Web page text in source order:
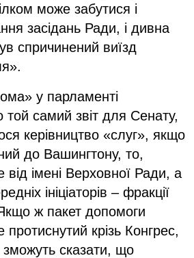
може забутися і
засідань Ради, і дивна
спричинений виїзд
у парламенті
самий звіт для Сенату,
керівництво «слуг», якщо
до Вашингтону, то,
від імені Верховної Ради, а
ініціаторів – фракції
ж пакет допомоги
протиснутий крізь Конгрес,
сказати, що